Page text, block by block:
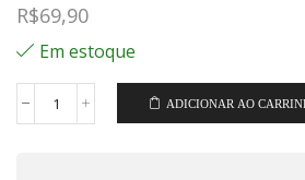
R$69,90
Em estoque
ADICIONAR AO